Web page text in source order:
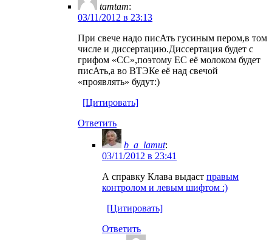
tamtam:
03/11/2012 в 23:13
При свече надо писАть гусиным пером,в том
числе и диссертацию.Диссертация будет с
грифом «СС»,поэтому ЕС её молоком будет
писАть,а во ВТЭКе её над свечой
«проявлять» будут:)
[Цитировать]
Ответить
b_a_lamut:
03/11/2012 в 23:41
А справку Клава выдаст правым
контролом и левым шифтом :)
[Цитировать]
Ответить